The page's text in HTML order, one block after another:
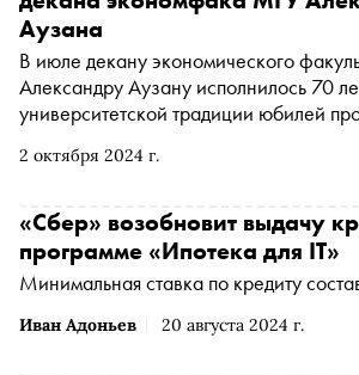
2 октября 2024 г.
Аузана
В июле декану экономического
Александру Аузану исполнилось 70
университетской традиции юбилей
проректоры Московского
«Сноб» побывал на мероприятии и
доверия влияет на ВВП и почему в
экономической культуры
Иван Адоньев 20 августа 2024 г.
«Сбер» возобновит выдачу
программе «Ипотека для IT»
Минимальная ставка по кредиту